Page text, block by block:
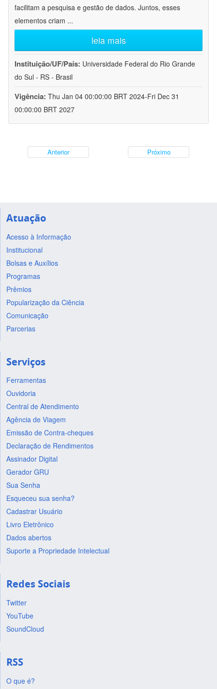
facilitam a pesquisa e gestão de dados. Juntos, esses
elementos criam ...
leia mais
Instituição/UF/País: Universidade Federal do Rio Grande
do Sul - RS - Brasil
Vigência: Thu Jan 04 00:00:00 BRT 2024-Fri Dec 31
00:00:00 BRT 2027
Anterior Próximo
Atuação
Acesso à Informação
Institucional
Bolsas e Auxílios
Programas
Prêmios
Popularização da Ciência
Comunicação
Parcerias
Serviços
Ferramentas
Ouvidoria
Central de Atendimento
Agência de Viagem
Emissão de Contra-cheques
Declaração de Rendimentos
Assinador Digital
Gerador GRU
Sua Senha
Esqueceu sua senha?
Cadastrar Usuário
Livro Eletrônico
Dados abertos
Suporte a Propriedade Intelectual
Redes Sociais
Twitter
YouTube
SoundCloud
RSS
O que é?